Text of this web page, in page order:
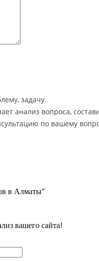
задачу.
анализ вопроса,
по вашему
в Алматы"
вашего сайта!